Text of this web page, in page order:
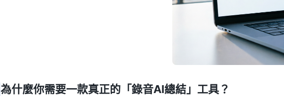
為什麼你需要一款真正的「錄音AI總結」工具？